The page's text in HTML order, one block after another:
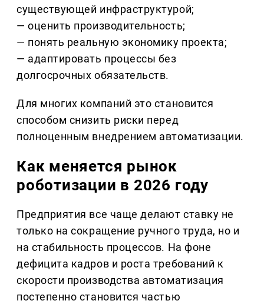
существующей инфраструктурой;
— оценить производительность;
— понять реальную экономику проекта;
— адаптировать процессы без
долгосрочных обязательств.
Для многих компаний это становится
способом снизить риски перед
полноценным внедрением автоматизации.
Как меняется рынок
роботизации в 2026 году
Предприятия все чаще делают ставку не
только на сокращение ручного труда, но и
на стабильность процессов. На фоне
дефицита кадров и роста требований к
скорости производства автоматизация
постепенно становится частью